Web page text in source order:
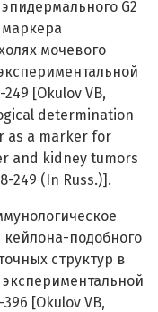
G2
мочевого
[Okulov VB,
determination
as a marker for
and kidney tumors
249 (In Russ.)].
кейлона-подобного
структур в
[Okulov VB,